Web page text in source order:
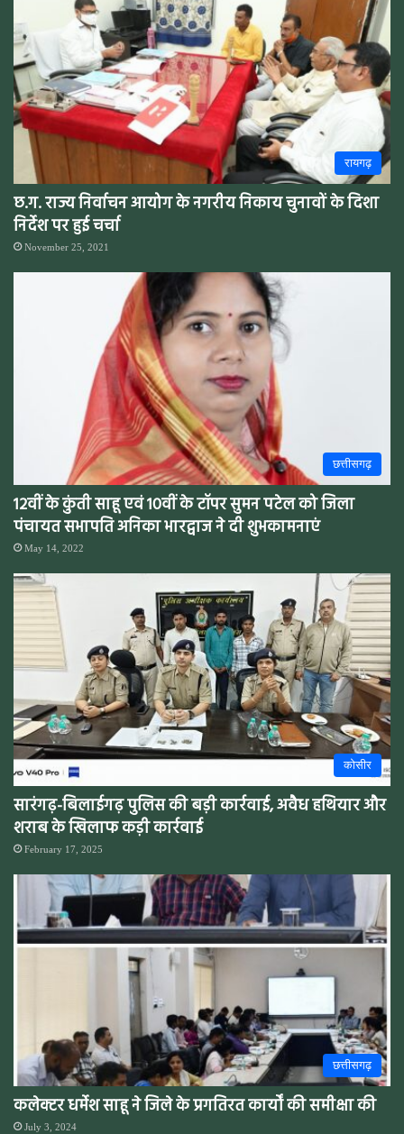
रायगढ़
छ.ग. राज्य निर्वाचन आयोग के नगरीय निकाय चुनावों के दिशा
निर्देश पर हुई चर्चा
November 25, 2021
छत्तीसगढ़
12वीं के कुंती साहू एवं 10वीं के टॉपर सुमन पटेल को जिला
पंचायत सभापति अनिका भारद्वाज ने दी शुभकामनाएं
May 14, 2022
कोसीर
सारंगढ़-बिलाईगढ़ पुलिस की बड़ी कार्रवाई, अवैध हथियार और
शराब के खिलाफ कड़ी कार्रवाई
February 17, 2025
छत्तीसगढ़
कलेक्टर धर्मेश साहू ने जिले के प्रगतिरत कार्यों की समीक्षा की
July 3, 2024